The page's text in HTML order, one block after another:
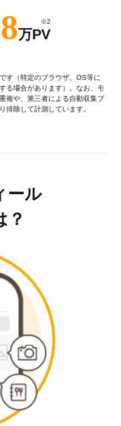
万PV
※2
す（特定のブラウザ、OS等に
る場合があります）。なお、モ
複や、第三者による自動収集プ
排除して計測しています。
ール
？